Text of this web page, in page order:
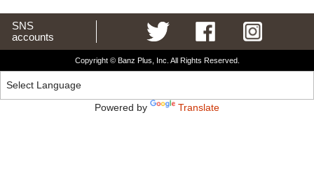
SNS
accounts
Copyright © Banz Plus, Inc. All Rights Reserved.
Powered by Translate